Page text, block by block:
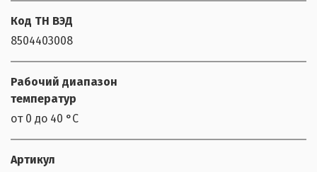
Код ТН ВЭД
8504403008
Рабочий диапазон
температур
от 0 до 40 °С
Артикул